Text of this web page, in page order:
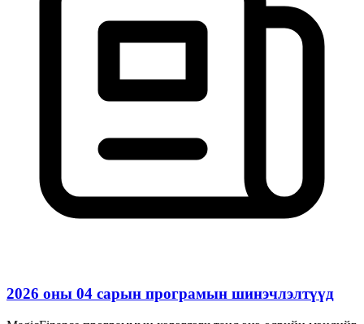
2026 оны 04 сарын програмын шинэчлэлтүүд